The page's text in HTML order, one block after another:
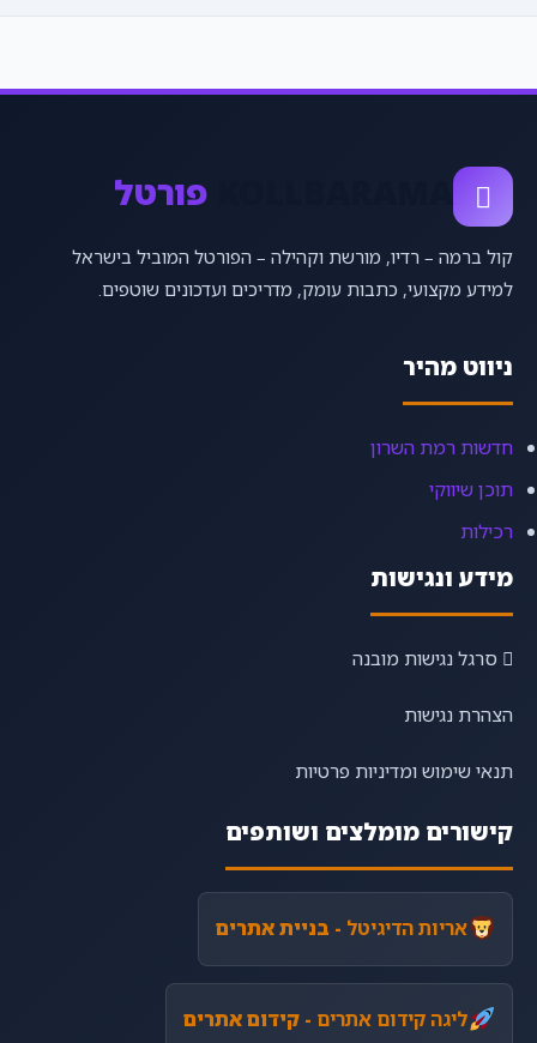
KOLLBARAMA פורטל
קול ברמה – רדיו, מורשת וקהילה – הפורטל המוביל בישראל
למידע מקצועי, כתבות עומק, מדריכים ועדכונים שוטפים.
ניווט מהיר
חדשות רמת השרון
תוכן שיווקי
רכילות
מידע ונגישות
סרגל נגישות מובנה
הצהרת נגישות
תנאי שימוש ומדיניות פרטיות
קישורים מומלצים ושותפים
אריות הדיגיטל- בניית אתרים
ליגה קידום אתרים- קידום אתרים